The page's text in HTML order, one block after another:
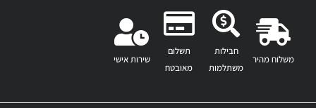
משלוח מהיר
חבילות
משתלמות
תשלום
מאובטח
שירות אישי